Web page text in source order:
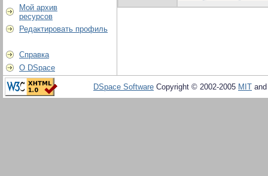
Мой архив
ресурсов
Редактировать профиль
Справка
О DSpace
DSpace Software Copyright © 2002-2005 MIT